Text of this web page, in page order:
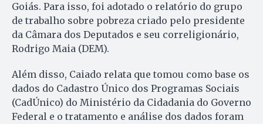
Goiás. Para isso, foi adotado o relatório do grupo
de trabalho sobre pobreza criado pelo presidente
da Câmara dos Deputados e seu correligionário,
Rodrigo Maia (DEM).
Além disso, Caiado relata que tomou como base os
dados do Cadastro Único dos Programas Sociais
(CadÚnico) do Ministério da Cidadania do Governo
Federal e o tratamento e análise dos dados foram